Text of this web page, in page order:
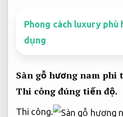
Phong cách luxury phù
dụng
Sàn gỗ hương nam phi
Thi công đúng tiến độ.
Thi công.